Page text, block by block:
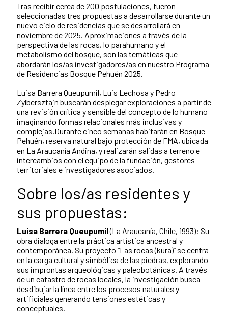
Tras recibir cerca de 200 postulaciones, fueron
seleccionadas tres propuestas a desarrollarse durante un
nuevo ciclo de residencias que se desarrollará en
noviembre de 2025. Aproximaciones a través de la
perspectiva de las rocas, lo parahumano y el
metabolismo del bosque, son las temáticas que
abordarán los/as investigadores/as en nuestro Programa
de Residencias Bosque Pehuén 2025.
Luisa Barrera Queupumil, Luis Lechosa y Pedro
Zylbersztajn buscarán desplegar exploraciones a partir de
una revisión crítica y sensible del concepto de lo humano
imaginando formas relacionales más inclusivas y
complejas.Durante cinco semanas habitarán en Bosque
Pehuén, reserva natural bajo protección de FMA, ubicada
en La Araucanía Andina, y realizarán salidas a terreno e
intercambios con el equipo de la fundación, gestores
territoriales e investigadores asociados.
Sobre los/as residentes y
sus propuestas:
Luisa Barrera Queupumil(La Araucanía, Chile, 1993): Su
obra dialoga entre la práctica artística ancestral y
contemporánea. Su proyecto “Las rocas (kura)” se centra
en la carga cultural y simbólica de las piedras, explorando
sus improntas arqueológicas y paleobotánicas. A través
de un catastro de rocas locales, la investigación busca
desdibujar la línea entre los procesos naturales y
artificiales generando tensiones estéticas y
conceptuales.